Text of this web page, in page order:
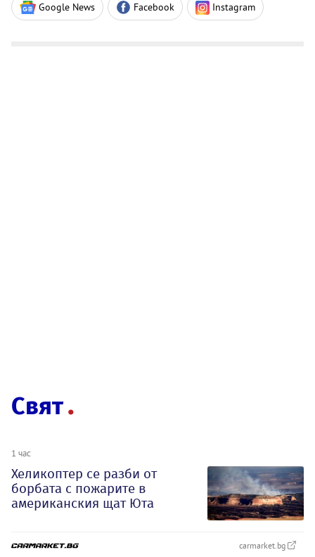
Google News Facebook Instagram
Свят
1 час
Хеликоптер се разби от
борбата с пожарите в
американския щат Юта
carmarket.bg